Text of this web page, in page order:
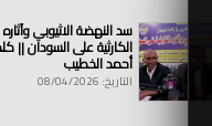
سد النهضة الاثيوبي وآثاره
الكارثية على السودان ||
أحمد الخطيب
التاريخ: 08/04/2026